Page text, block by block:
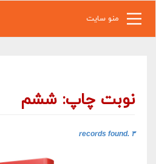
منو سایت
نوبت چاپ: ششم
۳ records found.‎